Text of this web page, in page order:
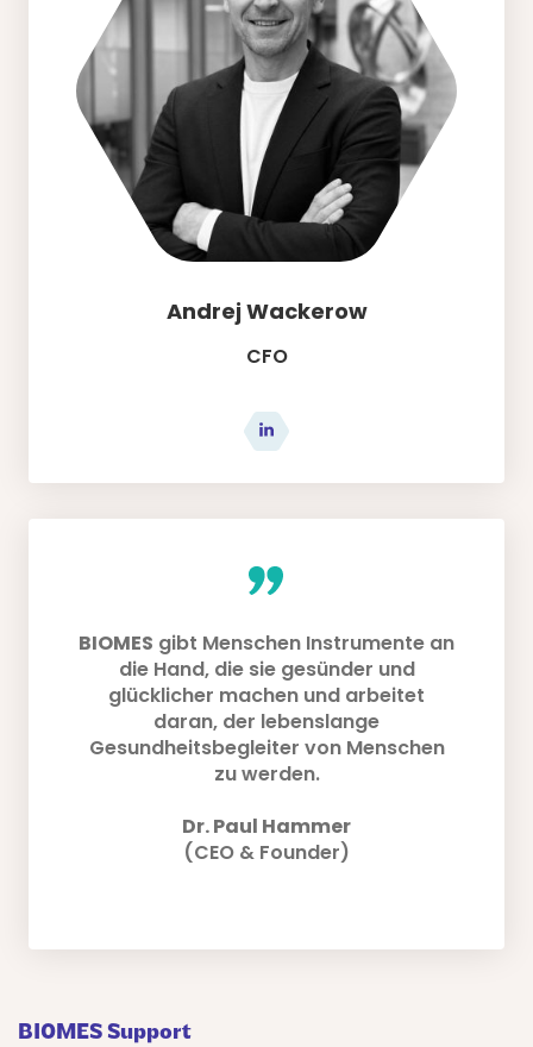
Andrej Wackerow
CFO
BIOMES gibt Menschen Instrumente an
die Hand, die sie gesünder und
glücklicher machen und arbeitet
daran, der lebenslange
Gesundheitsbegleiter von Menschen
zu werden.
Dr. Paul Hammer
(CEO & Founder)
BIOMES Support